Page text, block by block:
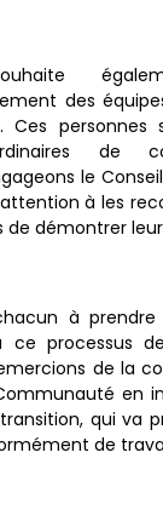
des
Ces personnes
de
le
à les
démontrer
à
processus
de la
en
qui va
de